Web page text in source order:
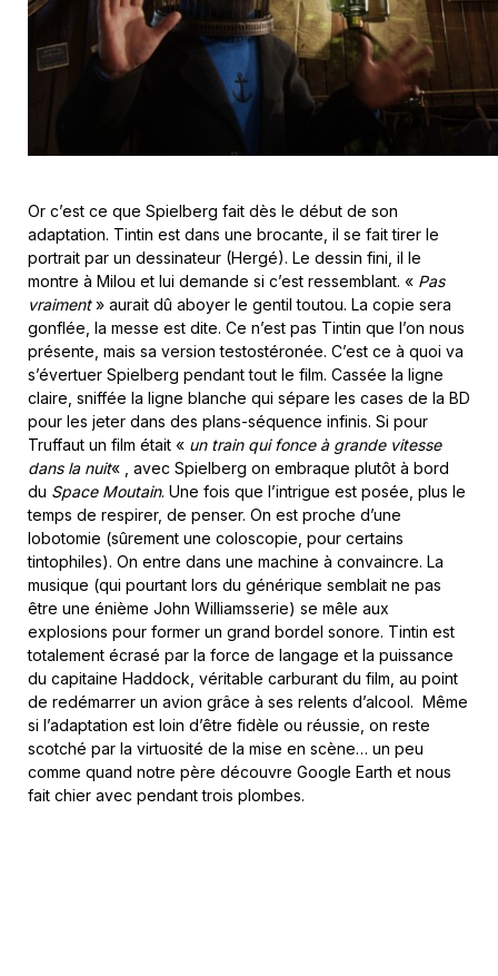
Or c’est ce que Spielberg fait dès le début de son
adaptation. Tintin est dans une brocante, il se fait tirer le
portrait par un dessinateur (Hergé). Le dessin fini, il le
montre à Milou et lui demande si c’est ressemblant. « Pas
vraiment» aurait dû aboyer le gentil toutou. La copie sera
gonflée, la messe est dite. Ce n’est pas Tintin que l’on nous
présente, mais sa version testostéronée. C’est ce à quoi va
s’évertuer Spielberg pendant tout le film. Cassée la ligne
claire, sniffée la ligne blanche qui sépare les cases de la BD
pour les jeter dans des plans-séquence infinis. Si pour
Truffaut un film était « un train qui fonce à grande vitesse
dans la nuit« , avec Spielberg on embraque plutôt à bord
du Space Moutain. Une fois que l’intrigue est posée, plus le
temps de respirer, de penser. On est proche d’une
lobotomie (sûrement une coloscopie, pour certains
tintophiles). On entre dans une machine à convaincre. La
musique (qui pourtant lors du générique semblait ne pas
être une énième John Williamsserie) se mêle aux
explosions pour former un grand bordel sonore. Tintin est
totalement écrasé par la force de langage et la puissance
du capitaine Haddock, véritable carburant du film, au point
de redémarrer un avion grâce à ses relents d’alcool. Même
si l’adaptation est loin d’être fidèle ou réussie, on reste
scotché par la virtuosité de la mise en scène… un peu
comme quand notre père découvre Google Earth et nous
fait chier avec pendant trois plombes.